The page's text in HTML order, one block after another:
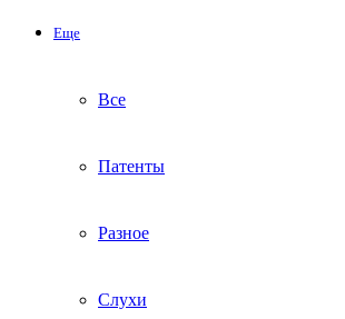
Еще
Все
Патенты
Разное
Слухи